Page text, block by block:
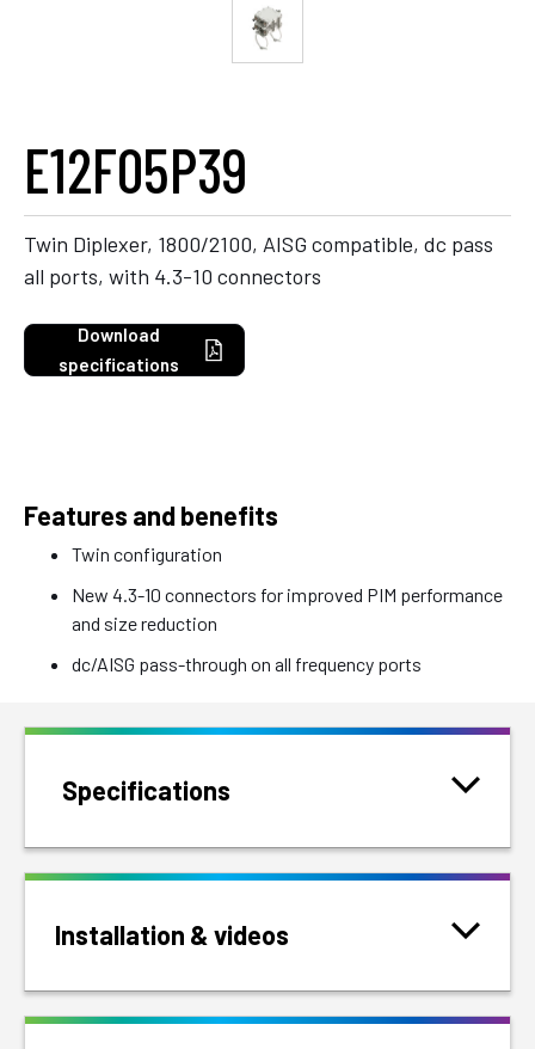
E12F05P39
Twin Diplexer, 1800/2100, AISG compatible, dc pass
all ports, with 4.3-10 connectors
Download
specifications
Features and benefits
Twin configuration
New 4.3-10 connectors for improved PIM performance
and size reduction
dc/AISG pass-through on all frequency ports
Specifications
Installation & videos